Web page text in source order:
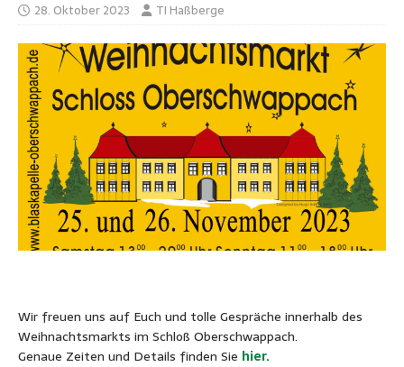
28. Oktober 2023 TI Haßberge
Wir freuen uns auf Euch und tolle Gespräche innerhalb des
Weihnachtsmarkts im Schloß Oberschwappach.
Genaue Zeiten und Details finden Sie hier.